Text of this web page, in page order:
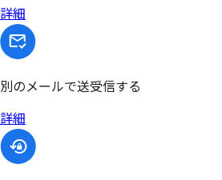
詳細
別のメールで送受信する
詳細